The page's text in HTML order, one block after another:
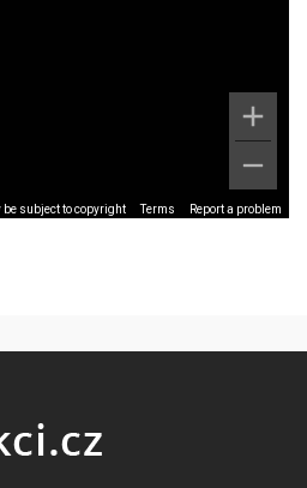
be subject to copyright Terms Report a problem